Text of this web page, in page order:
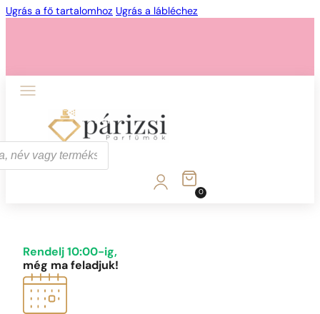
Ugrás a fő tartalomhoz Ugrás a lábléchez
1 - 3 db
0
Rendelj 10:00-ig,
még ma feladjuk!